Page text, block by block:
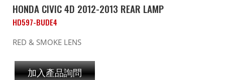
HONDA CIVIC 4D 2012-2013 REAR LAMP
HD597-BUDE4
RED & SMOKE LENS
加入產品詢問